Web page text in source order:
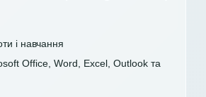
і навчання
Office, Word, Excel, Outlook та